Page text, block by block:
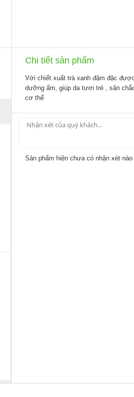
Chi tiết sản phẩm
Với chiết xuất trà xanh đậm đặc
dưỡng ẩm, giúp da tươi trẻ , săn
cơ thể
Sản phẩm hiện chưa có nhận xét nào